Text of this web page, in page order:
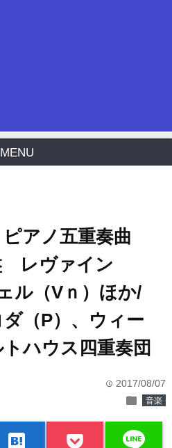
MENU
アノ五重奏曲
レヴァイン
ル（Vｎ）ほか/
（P）、ウィー
ハウス四重奏団
time 2017/08/07
folder 音楽
hatenabookmark line